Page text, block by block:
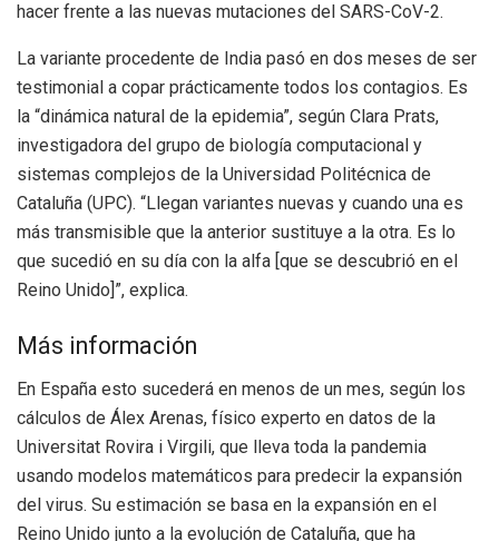
hacer frente a las nuevas mutaciones del SARS-CoV-2.
La variante procedente de India pasó en dos meses de ser
testimonial a copar prácticamente todos los contagios. Es
la “dinámica natural de la epidemia”, según Clara Prats,
investigadora del grupo de biología computacional y
sistemas complejos de la Universidad Politécnica de
Cataluña (UPC). “Llegan variantes nuevas y cuando una es
más transmisible que la anterior sustituye a la otra. Es lo
que sucedió en su día con la alfa [que se descubrió en el
Reino Unido]”, explica.
Más información
En España esto sucederá en menos de un mes, según los
cálculos de Álex Arenas, físico experto en datos de la
Universitat Rovira i Virgili, que lleva toda la pandemia
usando modelos matemáticos para predecir la expansión
del virus. Su estimación se basa en la expansión en el
Reino Unido junto a la evolución de Cataluña, que ha